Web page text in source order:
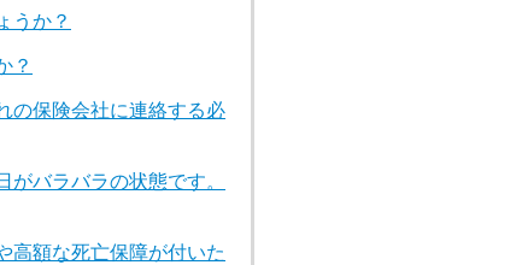
うか？
？
の保険会社に連絡する必
バラバラの状態です。
高額な死亡保障が付いた